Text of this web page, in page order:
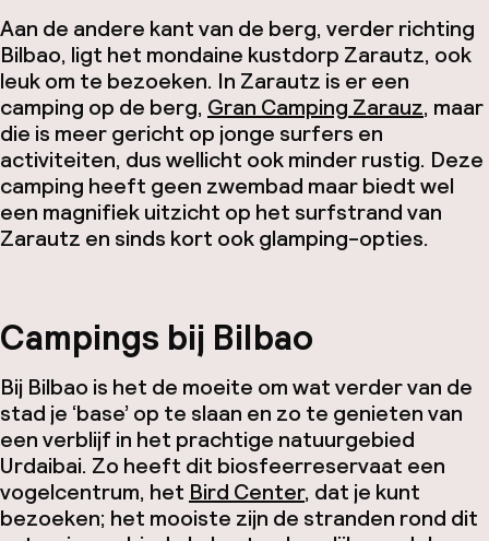
Aan de andere kant van de berg, verder richting
Bilbao, ligt het mondaine kustdorp Zarautz, ook
leuk om te bezoeken. In Zarautz is er een
camping op de berg, Gran Camping Zarauz, maar
die is meer gericht op jonge surfers en
activiteiten, dus wellicht ook minder rustig. Deze
camping heeft geen zwembad maar biedt wel
een magnifiek uitzicht op het surfstrand van
Zarautz en sinds kort ook glamping-opties.
Campings bij Bilbao
Bij Bilbao is het de moeite om wat verder van de
stad je ‘base’ op te slaan en zo te genieten van
een verblijf in het prachtige natuurgebied
Urdaibai. Zo heeft dit biosfeerreservaat een
vogelcentrum, het Bird Center, dat je kunt
bezoeken; het mooiste zijn de stranden rond dit